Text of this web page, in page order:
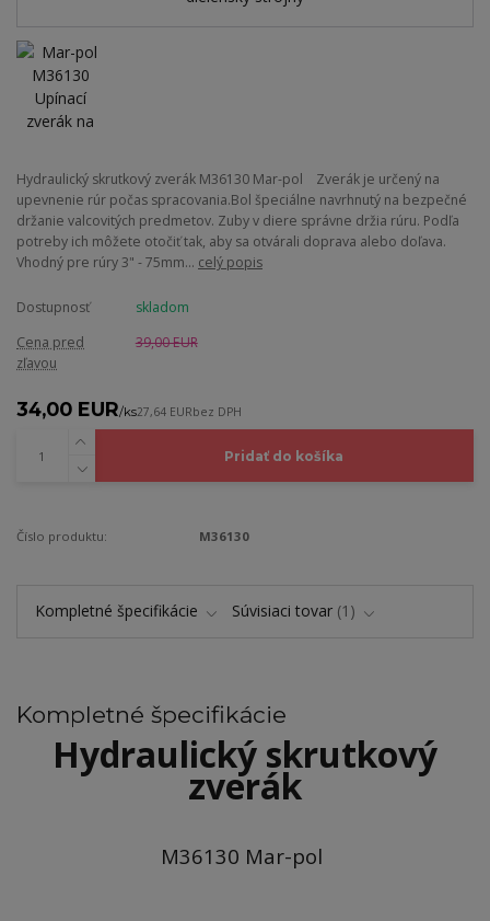
Hydraulický skrutkový zverák M36130 Mar-pol Zverák je určený na
upevnenie rúr počas spracovania.Bol špeciálne navrhnutý na bezpečné
držanie valcovitých predmetov. Zuby v diere správne držia rúru. Podľa
potreby ich môžete otočiť tak, aby sa otvárali doprava alebo doľava.
Vhodný pre rúry 3" - 75mm... celý popis
Dostupnosť
skladom
Cena pred
zľavou
39,00 EUR
34,00 EUR/ks27,64 EURbez DPH
Pridať do košíka
Číslo produktu: M36130
Kompletné špecifikácie Súvisiaci tovar 1
Kompletné špecifikácie
Hydraulický skrutkový
zverák
M36130 Mar-pol